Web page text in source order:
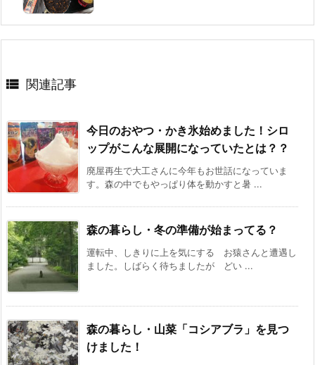
 関連記事
今日のおやつ・かき氷始めました！シロ
ップがこんな展開になっていたとは？？
廃屋再生で大工さんに今年もお世話になっていま
す。森の中でもやっぱり体を動かすと暑 ...
森の暮らし・冬の準備が始まってる？
運転中、しきりに上を気にする お猿さんと遭遇し
ました。しばらく待ちましたが どい ...
森の暮らし・山菜「コシアブラ」を見つ
けました！